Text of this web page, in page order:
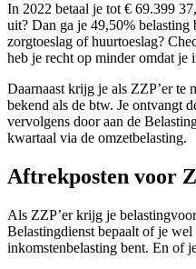
In 2022 betaal je tot € 69.399
uit? Dan ga je 49,50% belasting
zorgtoeslag of huurtoeslag?
heb je recht op minder omdat je
Daarnaast krijg je als ZZP’er te
bekend als de btw. Je ontvangt
vervolgens door aan de
kwartaal via de omzetbelasting.
Aftrekposten voor
Als ZZP’er krijg je
Belastingdienst bepaalt of je
inkomstenbelasting bent. En of